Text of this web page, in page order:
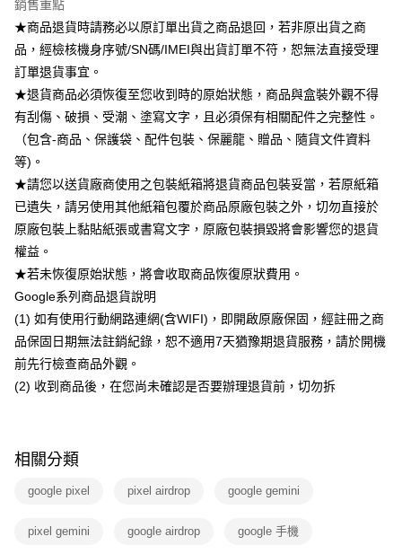
銷售重點
★商品退貨時請務必以原訂單出貨之商品退回，若非原出貨之商
品，經檢核機身序號/SN碼/IMEI與出貨訂單不符，恕無法直接受理
訂單退貨事宜。
★退貨商品必須恢復至您收到時的原始狀態，商品與盒裝外觀不得
有刮傷、破損、受潮、塗寫文字，且必須保有相關配件之完整性。
（包含-商品、保護袋、配件包裝、保麗龍、贈品、隨貨文件資料
等)。
★請您以送貨廠商使用之包裝紙箱將退貨商品包裝妥當，若原紙箱
已遺失，請另使用其他紙箱包覆於商品原廠包裝之外，切勿直接於
原廠包裝上黏貼紙張或書寫文字，原廠包裝損毀將會影響您的退貨
權益。
★若未恢復原始狀態，將會收取商品恢復原狀費用。
Google系列商品退貨說明
(1) 如有使用行動網路連網(含WIFI)，即開啟原廠保固，經註冊之商
品保固日期無法註銷紀錄，恕不適用7天猶豫期退貨服務，請於開機
前先行檢查商品外觀。
(2) 收到商品後，在您尚未確認是否要辦理退貨前，切勿拆
相關分類
google pixel pixel airdrop google gemini
pixel gemini google airdrop google 手機